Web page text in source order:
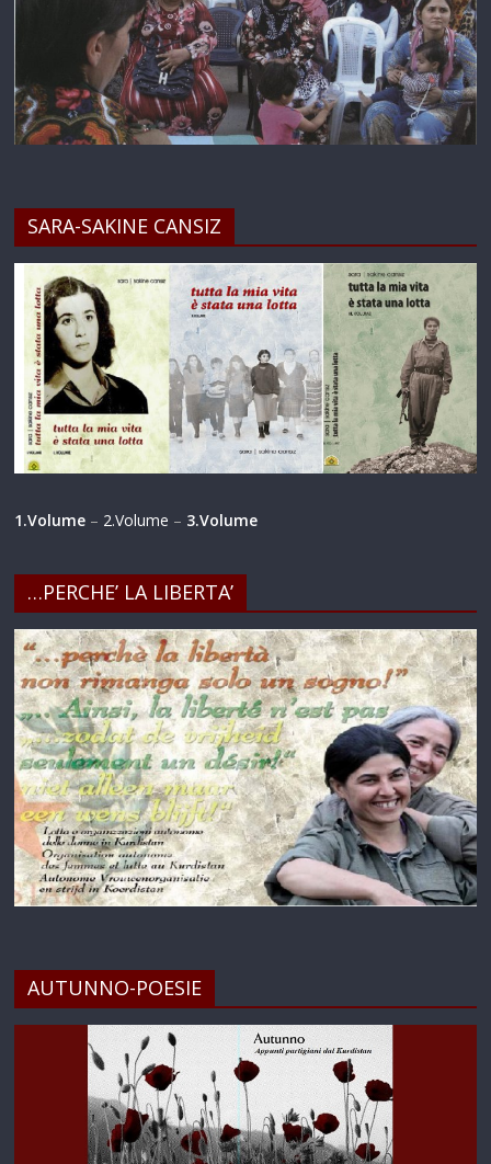
SARA-SAKINE CANSIZ
1.Volume – 2.Volume – 3.Volume
…PERCHE’ LA LIBERTA’
AUTUNNO-POESIE